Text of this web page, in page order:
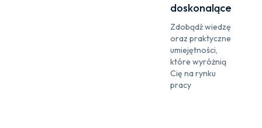
doskonalące
Zdobądź wiedzę
oraz praktyczne
umiejętności,
które wyróżnią
Cię na rynku
pracy